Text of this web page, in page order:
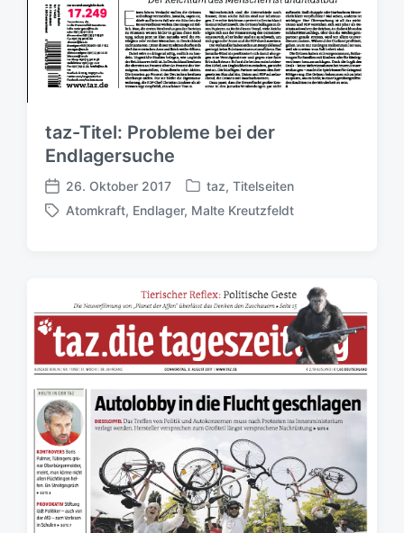
taz-Titel: Probleme bei der
Endlagersuche
V
e
n
l
c
h
u
n
g
s
d
26. Oktober 2017
V
e
e
l
c
h
i
n
taz, Titelseiten
S
g
w
r
t
e
r
Atomkraft, Endlager, Malte Kreutzfeldt